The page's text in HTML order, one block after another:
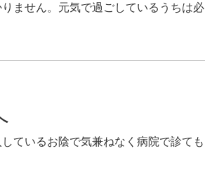
ません。元気で過ごしているうちは必
ているお陰で気兼ねなく病院で診ても